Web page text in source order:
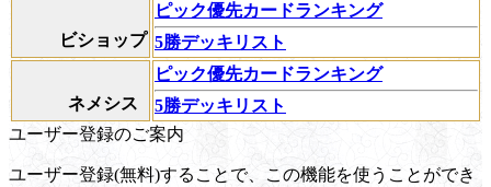
ビショップ
ピック優先カードランキング
5勝デッキリスト
ネメシス
ピック優先カードランキング
5勝デッキリスト
ユーザー登録のご案内
ユーザー登録(無料)することで、この機能を使うことができ